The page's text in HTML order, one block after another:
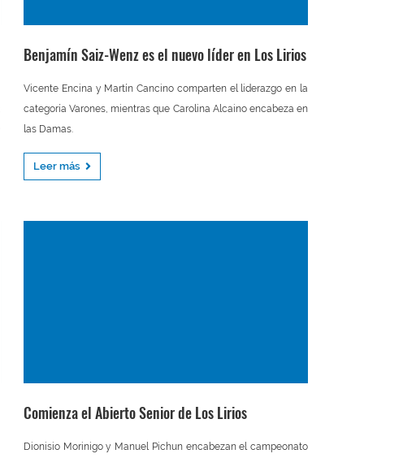
Benjamín Saiz-Wenz es el nuevo líder en Los Lirios
Vicente Encina y Martín Cancino comparten el liderazgo en la
categoría Varones, mientras que Carolina Alcaino encabeza en
las Damas.
Leer más
Comienza el Abierto Senior de Los Lirios
Dionisio Morinigo y Manuel Pichun encabezan el campeonato